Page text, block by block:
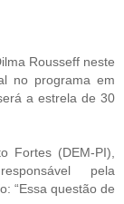
Rousseff neste
no programa em
a estrela de 30
Fortes (DEM-PI),
pela
“Essa questão de